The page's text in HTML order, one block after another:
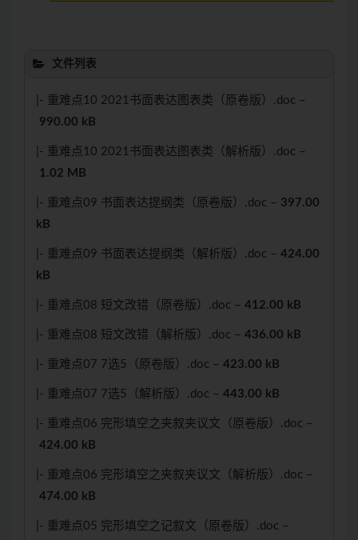
文件列表
|- 重难点10 2021书面表达图表类（原卷版）.doc –
990.00 kB
|- 重难点10 2021书面表达图表类（解析版）.doc –
1.02 MB
|- 重难点09 书面表达提纲类（原卷版）.doc – 397.00
kB
|- 重难点09 书面表达提纲类（解析版）.doc – 424.00
kB
|- 重难点08 短文改错（原卷版）.doc – 412.00 kB
|- 重难点08 短文改错（解析版）.doc – 436.00 kB
|- 重难点07 7选5（原卷版）.doc – 423.00 kB
|- 重难点07 7选5（解析版）.doc – 443.00 kB
|- 重难点06 完形填空之夹叙夹议文（原卷版）.doc –
424.00 kB
|- 重难点06 完形填空之夹叙夹议文（解析版）.doc –
474.00 kB
|- 重难点05 完形填空之记叙文（原卷版）.doc –